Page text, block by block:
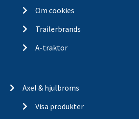
Om cookies
Trailerbrands
A-traktor
Axel & hjulbroms
Visa produkter